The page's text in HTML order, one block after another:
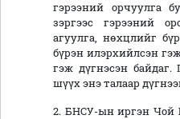
гэрээний орчуулга
зэргээс гэрээний
агуулга, нөхцлийг
бүрэн илэрхийлсэн
гэж дүгнэсэн байдаг.
шүүх энэ талаар
2. БНСУ-ын иргэн